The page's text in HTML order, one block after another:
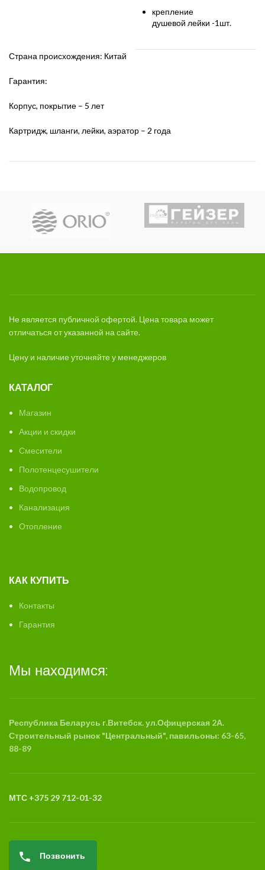
крепление
душевой лейки -1шт.
Страна происхождения: Китай
Гарантия:
Корпус, покрытие – 5 лет
Картридж, шланги, лейки, аэратор – 2 года
Не является публичной офертой. Цена товара может
отличаться от указанной на сайте.
Цену и наличие уточняйте у менеджеров
КАТАЛОГ
Магазин
Акции и скидки
Смесители
Полотенцесушители
Водопровод
Канализация
Отопление
КАК КУПИТЬ
Контакты
Гарантия
Мы находимся:
Республика Беларусь г.Витебск. ул.Офицерская 2А.
Строительный рынок "Центральный", павильоны: 63-65,
88-89
МТС +375 29 712-01-32
Позвонить